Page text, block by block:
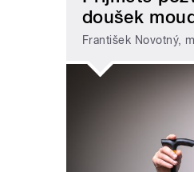
doušek
František Novotný,